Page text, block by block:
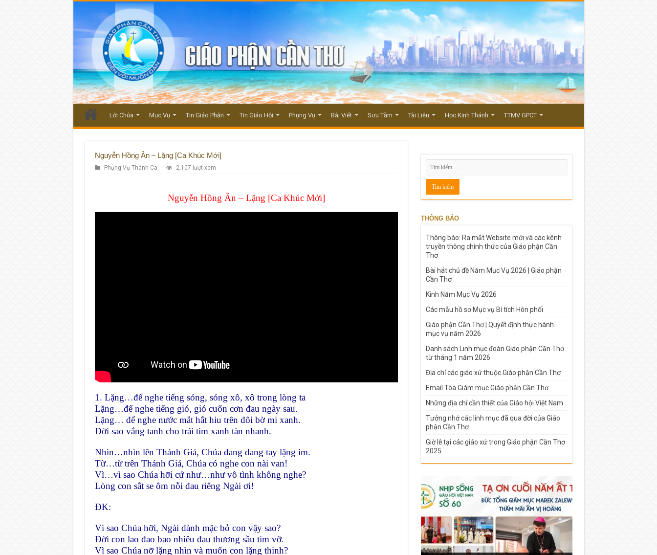
Lời Chúa Mục Vụ Tin Giáo Phận Tin Giáo Hội Phụng Vụ Bài Viết Sưu Tầm Tài Liệu Học Kinh Thánh TTMV GPCT
Nguyễn Hồng Ân – Lặng [Ca Khúc Mới]
Phụng Vụ Thánh Ca 2,107 lượt xem
Nguyễn Hồng Ân – Lặng [Ca Khúc Mới]
1. Lặng…để nghe tiếng sóng, sóng xô, xô trong lòng ta
Lặng…để nghe tiếng gió, gió cuốn cơn đau ngày sau.
Lặng… để nghe nước mắt hắt hiu trên đôi bờ mi xanh.
Đời sao vắng tanh cho trái tim xanh tàn nhanh.
Nhìn…nhìn lên Thánh Giá, Chúa đang dang tay lặng im.
Từ…từ trên Thánh Giá, Chúa có nghe con nài van!
Vì…vì sao Chúa hỡi cứ như…như vô tình không nghe?
Lòng con sắt se ôm nỗi đau riêng Ngài ơi!
ĐK:
Vì sao Chúa hỡi, Ngài đành mặc bỏ con vậy sao?
Đời con lao đao bao nhiêu đau thương sầu tim vỡ.
Vì sao Chúa nỡ lặng nhìn và muốn con lặng thinh?
THÔNG BÁO
Thông báo: Ra mắt Website mới và các kênh
truyền thông chính thức của Giáo phận Cần
Thơ
Bài hát chủ đề Năm Mục Vụ 2026 | Giáo phận
Cần Thơ
Kinh Năm Mục Vụ 2026
Các mẫu hồ sơ Mục vụ Bí tích Hôn phối
Giáo phận Cần Thơ | Quyết định thực hành
mục vụ năm 2026
Danh sách Linh mục đoàn Giáo phận Cần Thơ
từ tháng 1 năm 2026
Địa chỉ các giáo xứ thuộc Giáo phận Cần Thơ
Email Tòa Giám mục Giáo phận Cần Thơ
Những địa chỉ cần thiết của Giáo hội Việt Nam
Tưởng nhớ các linh mục đã qua đời của Giáo
phận Cần Thơ
Giờ lễ tại các giáo xứ trong Giáo phận Cần Thơ
2025